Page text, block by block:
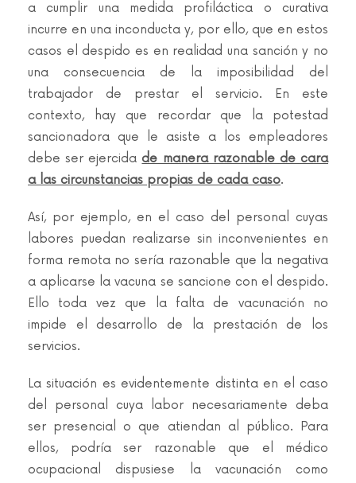
a cumplir una medida profiláctica o curativa
incurre en una inconducta y, por ello, que en estos
casos el despido es en realidad una sanción y no
una consecuencia de la imposibilidad del
trabajador de prestar el servicio. En este
contexto, hay que recordar que la potestad
sancionadora que le asiste a los empleadores
debe ser ejercidade manera razonable de cara
a las circunstancias propias de cada caso.
Así, por ejemplo, en el caso del personal cuyas
labores puedan realizarse sin inconvenientes en
forma remota no sería razonable que la negativa
a aplicarse la vacuna se sancione con el despido.
Ello toda vez que la falta de vacunación no
impide el desarrollo de la prestación de los
servicios.
La situación es evidentemente distinta en el caso
del personal cuya labor necesariamente deba
ser presencial o que atiendan al público. Para
ellos, podría ser razonable que el médico
ocupacional dispusiese la vacunación como